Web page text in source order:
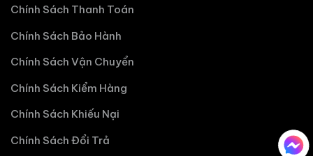
Chính Sách Thanh Toán
Chính Sách Bảo Hành
Chính Sách Vận Chuyển
Chính Sách Kiểm Hàng
Chính Sách Khiếu Nại
Chính Sách Đổi Trả